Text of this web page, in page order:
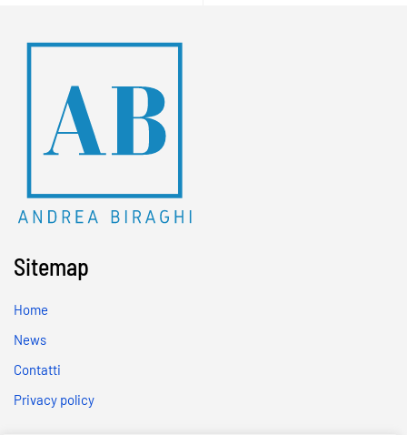
Sitemap
Home
News
Contatti
Privacy policy